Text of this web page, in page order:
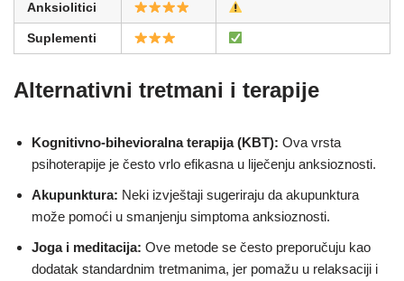
Anksiolitici
Suplementi
Alternativni tretmani i terapije
Kognitivno-bihevioralna terapija (KBT): Ova vrsta
psihoterapije je često vrlo efikasna u liječenju anksioznosti.
Akupunktura: Neki izvještaji sugeriraju da akupunktura
može pomoći u smanjenju simptoma anksioznosti.
Joga i meditacija: Ove metode se često preporučuju kao
dodatak standardnim tretmanima, jer pomažu u relaksaciji i